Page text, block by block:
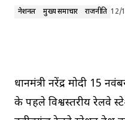
नेशनल मुख्य समाचार राजनीति 12/
प्रधानमंत्री नरेंद्र मोदी
के पहले विश्वस्तरीय रेलवे